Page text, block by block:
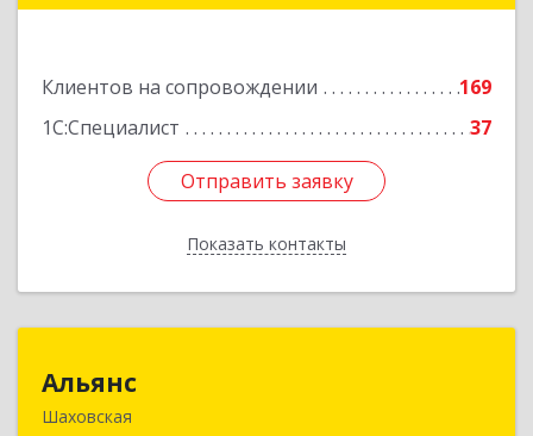
Клиентов на сопровождении
169
1С:Специалист
37
Отправить заявку
Показать контакты
Отправить заявку
Назад
Альянс
Шаховская143700, Московская обл, Шаховской р-н,